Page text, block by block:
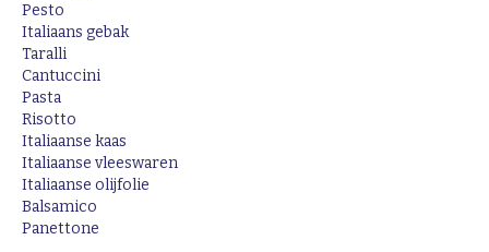
Pesto
Italiaans gebak
Taralli
Cantuccini
Pasta
Risotto
Italiaanse kaas
Italiaanse vleeswaren
Italiaanse olijfolie
Balsamico
Panettone